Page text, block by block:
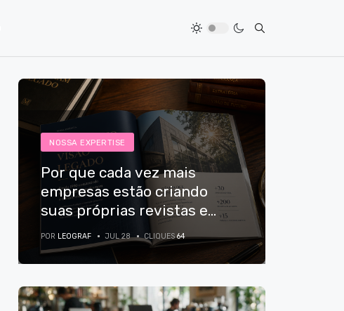
NOSSA EXPERTISE
Por que cada vez mais
empresas estão criando
suas próprias revistas e
livros?
POR LEOGRAF JUL 28 CLIQUES64